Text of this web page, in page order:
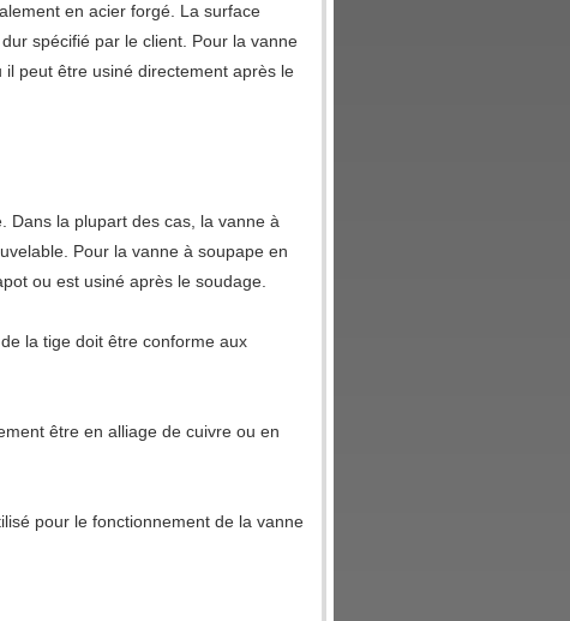
en acier forgé. La surface
spécifié par le client. Pour la vanne
peut être usiné directement après le
Dans la plupart des cas, la vanne à
Pour la vanne à soupape en
ou est usiné après le soudage.
la tige doit être conforme aux
être en alliage de cuivre ou en
pour le fonctionnement de la vanne